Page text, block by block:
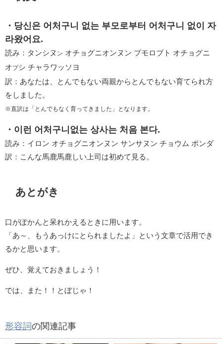
・당신은 어처구니 없는 부모로부터 어처구니 없이 자
라왔어요.
読み：タンシヌ ン オチョグニオンヌン プモロブト オチョグニ
オプシ チャラワッソヨ
訳：あなたは、とんでもない両親からとんでもない育てられ方
をしました。
※直訳は「とんでもなく育ってきました」となります。
・이런 어처구니없는 상사는 처음 본다.
読み：イロン オチョグニオンヌン サンサヌン チョウム ポンダ
訳：こんな馬鹿馬鹿しい上司は初めて見る。
あとがき
口がぽかんと呆れかえるときに用います。
「あ～、もうあっけにとられましたよ」という文章で活用でき
るかと思います。
ぜひ、覚えておきましょう！
では、また！！とぼじゃ！
形容詞の関連記事